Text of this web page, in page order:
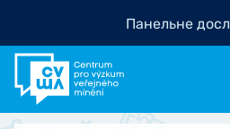
Панельне